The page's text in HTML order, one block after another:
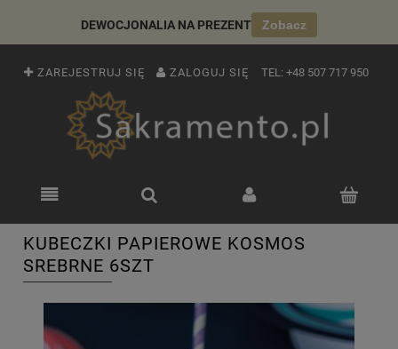
DEWOCJONALIA NA PREZENT Zobacz
ZAREJESTRUJ SIĘ ZALOGUJ SIĘ TEL: +48 507 717 950
KUBECZKI PAPIEROWE KOSMOS
SREBRNE 6SZT